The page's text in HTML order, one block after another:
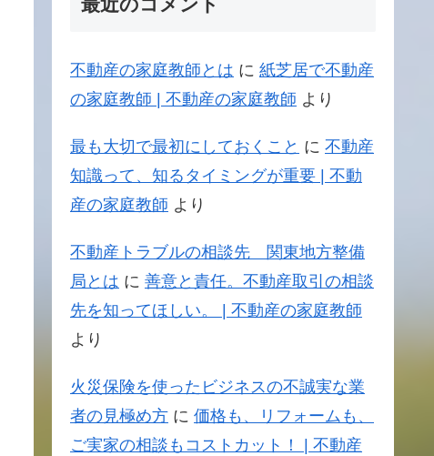
最近のコメント
不動産の家庭教師とは に 紙芝居で不動産
の家庭教師 | 不動産の家庭教師 より
最も大切で最初にしておくこと に 不動産
知識って、知るタイミングが重要 | 不動
産の家庭教師 より
不動産トラブルの相談先 関東地方整備
局とは に 善意と責任。不動産取引の相談
先を知ってほしい。 | 不動産の家庭教師
より
火災保険を使ったビジネスの不誠実な業
者の見極め方 に 価格も、リフォームも、
ご実家の相談もコストカット！ | 不動産